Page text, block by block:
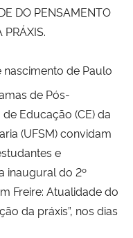
Comunicações
DO PENSAMENTO
PRÁXIS.
de Paulo
de Pós-
Educação (CE) da
(UFSM) convidam
e
inaugural do 2º
Freire: Atualidade do
da práxis”, nos dias